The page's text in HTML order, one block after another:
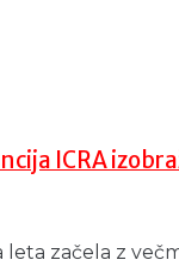
ICRA
začela z